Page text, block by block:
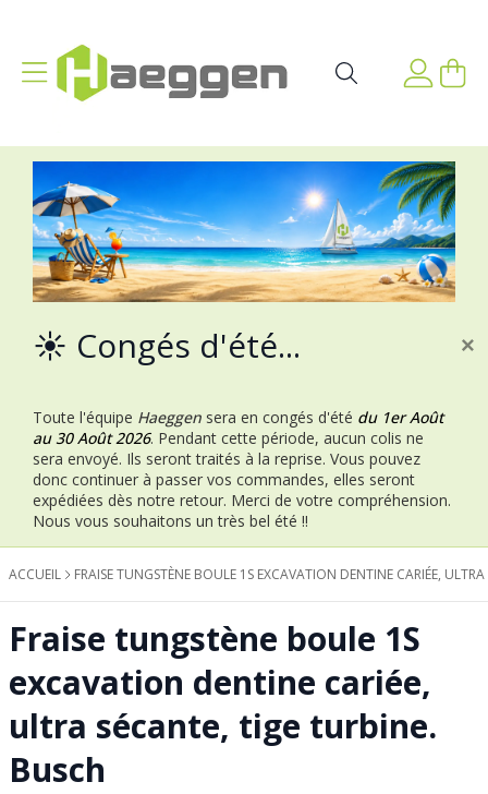
Affichage navigation Mon
☀️ Congés d'été...
Toute l'équipe Haeggen sera en congés d'été du 1er Août
au 30 Août 2026. Pendant cette période, aucun colis ne
sera envoyé. Ils seront traités à la reprise. Vous pouvez
donc continuer à passer vos commandes, elles seront
expédiées dès notre retour. Merci de votre compréhension.
Nous vous souhaitons un très bel été !!
×
ACCUEIL FRAISE TUNGSTÈNE BOULE 1S EXCAVATION DENTINE CARIÉE,
Fraise tungstène boule 1S
excavation dentine cariée,
ultra sécante, tige turbine.
Busch